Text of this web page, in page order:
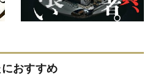
おすすめ